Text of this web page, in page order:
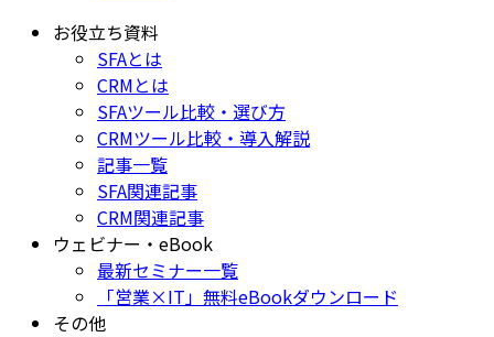
お役立ち資料
SFAとは
CRMとは
SFAツール比較・選び方
CRMツール比較・導入解説
記事一覧
SFA関連記事
CRM関連記事
ウェビナー・eBook
最新セミナー一覧
「営業×IT」無料eBookダウンロード
その他